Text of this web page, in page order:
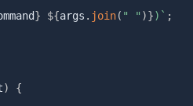
} ${args . join( " " )}) ` ;
)
{